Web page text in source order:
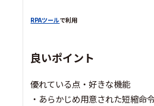
RPAツールで利用
良いポイント
優れている点・好きな機能
・あらかじめ用意された短縮命